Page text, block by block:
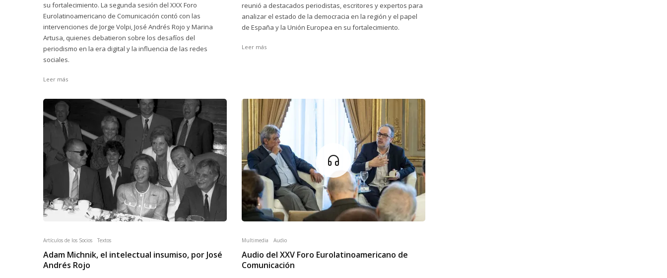
su fortalecimiento. La segunda sesión del XXX Foro
Eurolatinoamericano de Comunicación contó con las
intervenciones de Jorge Volpi, José Andrés Rojo y Marina
Artusa, quienes debatieron sobre los desafíos del
periodismo en la era digital y la influencia de las redes
sociales.
Leer más
reunió a destacados periodistas, escritores y expertos para
analizar el estado de la democracia en la región y el papel
de España y la Unión Europea en su fortalecimiento.
Leer más
Artículos de los Socios Textos
Adam Michnik, el intelectual insumiso, por José
Andrés Rojo
Multimedia Audio
Audio del XXV Foro Eurolatinoamericano de
Comunicación